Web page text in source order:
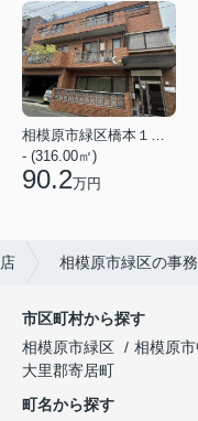
相模原市緑区橋本１丁目
- (316.00㎡)
90.2万円
相模原市緑区の事
市区町村から探す
相模原市緑区
相模原
大里郡寄居町
町名から探す